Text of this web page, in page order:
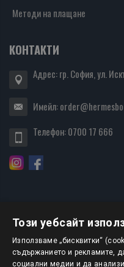
Методи на плащане
КОНТАКТИ
Адрес: гр. София, ул.
Имейл:
Телефон:0700 17 666
БЮЛЕТИН
Този уебсайт
Използваме „бисквитки“
съдържанието и рекламите,
социални медии и да